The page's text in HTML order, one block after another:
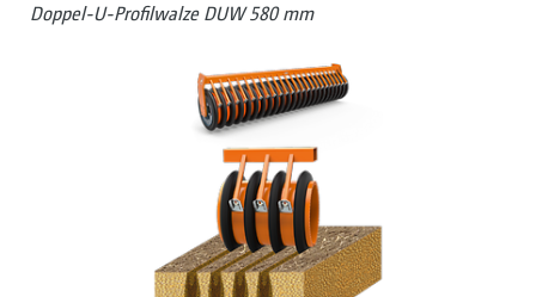
Doppel-U-Profilwalze DUW 580 mm